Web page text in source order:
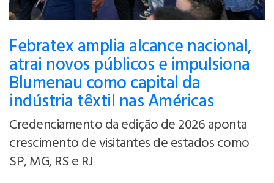
Febratex amplia alcance nacional,
atrai novos públicos e impulsiona
Blumenau como capital da
indústria têxtil nas Américas
Credenciamento da edição de 2026 aponta
crescimento de visitantes de estados como
SP, MG, RS e RJ